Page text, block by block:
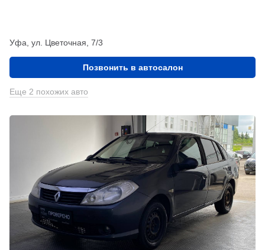
Уфа, ул. Цветочная, 7/3
Позвонить в автосалон
Еще 2 похожих авто